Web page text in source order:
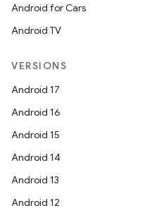
Android for Cars
Android TV
VERSIONS
Android 17
Android 16
Android 15
Android 14
Android 13
Android 12